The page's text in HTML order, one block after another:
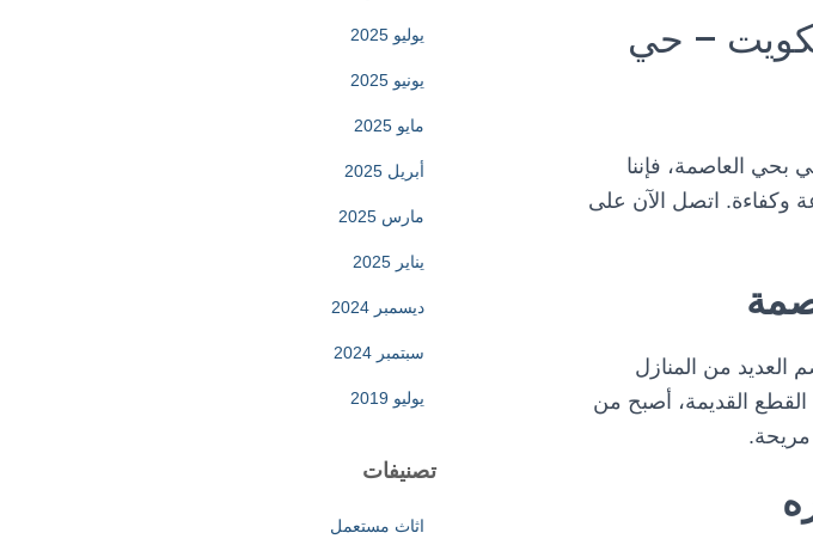
– حي
العاصمة، فإننا
وكفاءة. اتصل الآن على
من المنازل
القطع القديمة، أصبح من
مريحة.
يوليو 2025
يونيو 2025
مايو 2025
أبريل 2025
مارس 2025
يناير 2025
ديسمبر 2024
سبتمبر 2024
يوليو 2019
تصنيفات
اثاث مستعمل